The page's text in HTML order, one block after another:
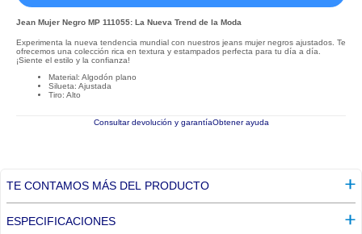
Jean Mujer Negro MP 111055: La Nueva Trend de la Moda
Experimenta la nueva tendencia mundial con nuestros jeans mujer negros ajustados. Te
ofrecemos una colección rica en textura y estampados perfecta para tu día a día.
¡Siente el estilo y la confianza!
Material: Algodón plano
Silueta: Ajustada
Tiro: Alto
Consultar devolución y garantíaObtener ayuda
TE CONTAMOS MÁS DEL PRODUCTO
ESPECIFICACIONES